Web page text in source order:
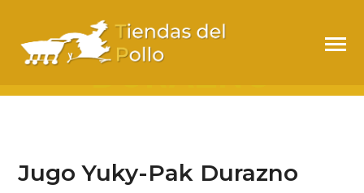
JUGO YUKY-PAK
DURAZNO
Jugo Yuky-Pak Durazno